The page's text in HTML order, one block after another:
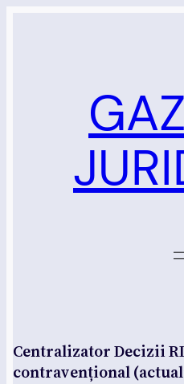
Centralizator Decizii
contravențional